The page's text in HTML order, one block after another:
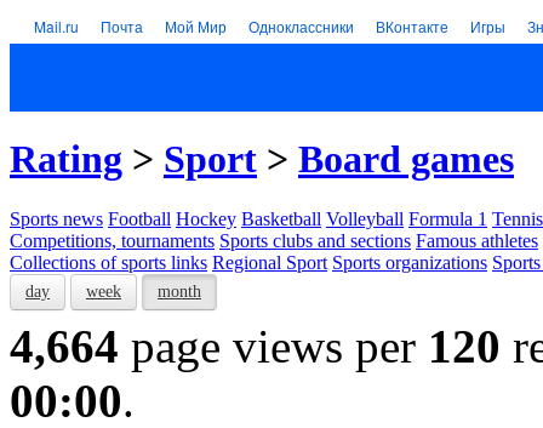
Mail.ru Почта Мой Мир Одноклассники ВКонтакте Игры
Rating > Sport > Board games
Sports news Football Hockey Basketball Volleyball Formula 1 Tennis
Competitions, tournaments Sports clubs and sections Famous athletes
Collections of sports links Regional Sport Sports organizations
day week month
4,664 page views per 120
00:00.